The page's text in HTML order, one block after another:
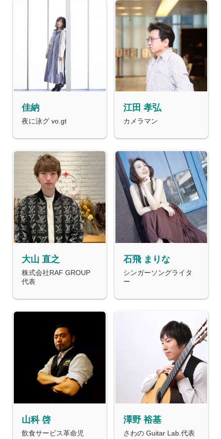
佳納
夜に泳グ vo.gt
江田 孝弘
カメラマン
大山 直之
株式会社RAF GROUP
代表
石飛 まりな
シンガーソングライタ
ー
山科 啓
飲食サービス革命児
澤野 裕基
さわの Guitar Lab.代表